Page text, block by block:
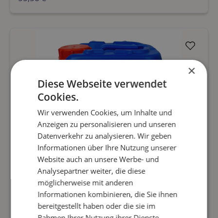
Dosierung: Beginnen Sie mit einer Dosis von 250
ml auf 10.000 l Wasser und setzten Sie
Sie zunächst so viele Fadenalgen wie möglich
manuell aus dem Teich. Anschließend das
Präparat gleichmäßig auf die Wasseroberfläche
streuen oder über den Skimmer verteilen.
HUMIBAK, 5 L
×
Diese Webseite verwendet
Cookies.
Wir verwenden Cookies, um Inhalte und
Anzeigen zu personalisieren und unseren
Datenverkehr zu analysieren. Wir geben
Informationen über Ihre Nutzung unserer
Website auch an unsere Werbe- und
Analysepartner weiter, die diese
möglicherweise mit anderen
Informationen kombinieren, die Sie ihnen
bereitgestellt haben oder die sie im